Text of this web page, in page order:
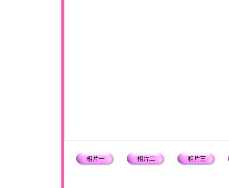
相片一 相片二 相片三